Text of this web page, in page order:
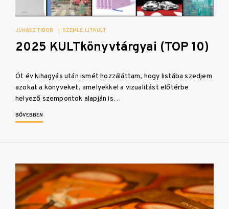
JUHÁSZ TIBOR SZEMLE LITKULT
2025 KULTkönyvtárgyai (TOP 10)
Öt év kihagyás után ismét hozzáláttam, hogy listába szedjem
azokat a könyveket, amelyekkel a vizualitást előtérbe
helyező szempontok alapján is…
BŐVEBBEN